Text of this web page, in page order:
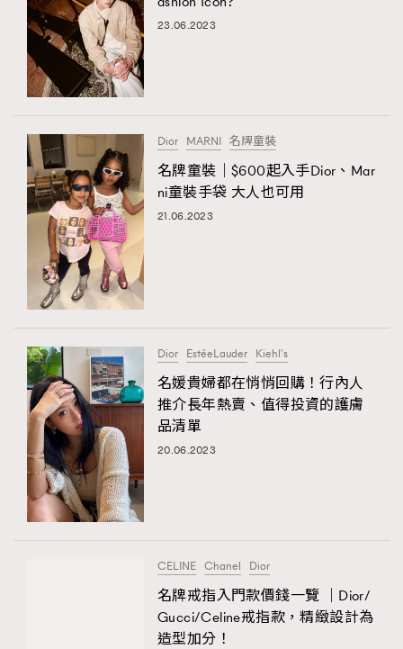
23.06.2023
Dior MARNI 名牌童裝
名牌童裝｜$600起入手Dior、Mar
ni童裝手袋 大人也可用
21.06.2023
Dior EstéeLauder Kiehl's
名媛貴婦都在悄悄回購！行內人
推介長年熱賣、值得投資的護膚
品清單
20.06.2023
CELINE Chanel Dior
名牌戒指入門款價錢一覽 ｜Dior/
Gucci/Celine戒指款，精緻設計為
造型加分！